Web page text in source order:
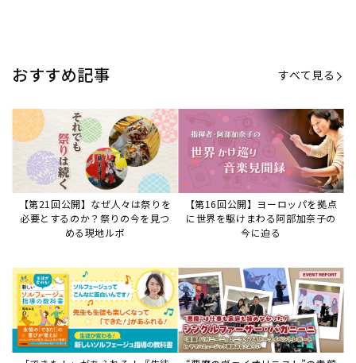
「できた！」があふれる！『生徒
指導の教科書』
イブ＆トークレポート
ード活用術
サイトからのお知らせ